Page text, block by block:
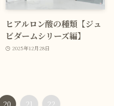
ヒアルロン酸の種類【ジュ
ビダームシリーズ編】
2025年12月28日
20 21 22